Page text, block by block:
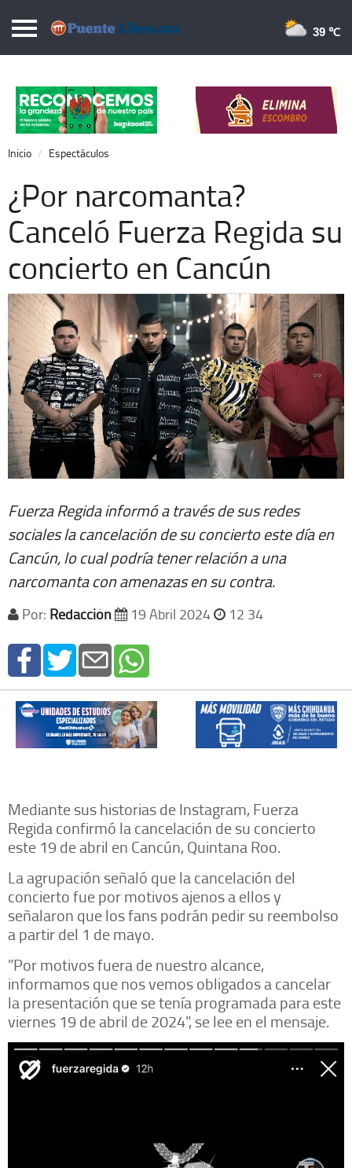
Puentelibre.mx
Local
Nacional
Opinión
Cronos
Economía
Espectáculos
Extra +
39 ℃
Inicio Espectáculos
¿Por narcomanta?
Canceló Fuerza Regida su
concierto en Cancún
Fuerza Regida informó a través de sus redes
sociales la cancelación de su concierto este día en
Cancún, lo cual podría tener relación a una
narcomanta con amenazas en su contra.
Por: Redacción 19 Abril 2024 12 34
Mediante sus historias de Instagram, Fuerza
Regida confirmó la cancelación de su concierto
este 19 de abril en Cancún, Quintana Roo.
La agrupación señaló que la cancelación del
concierto fue por motivos ajenos a ellos y
señalaron que los fans podrán pedir su reembolso
a partir del 1 de mayo.
"Por motivos fuera de nuestro alcance,
informamos que nos vemos obligados a cancelar
la presentación que se tenía programada para este
viernes 19 de abril de 2024", se lee en el mensaje.